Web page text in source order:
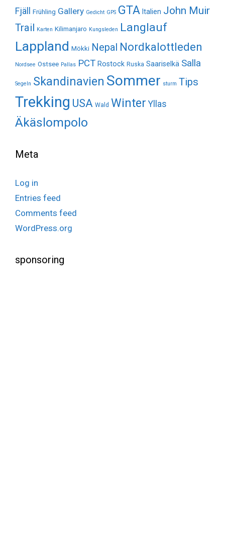
Fjäll Frühling Gallery Gedicht GPS GTA Italien John Muir
Trail Karten Kilimanjaro Kungsleden Langlauf
Lappland Mökki Nepal Nordkalottleden
Nordsee Ostsee Pallas PCT Rostock Ruska Saariselkä Salla
Segeln Skandinavien Sommer sturm Tips
Trekking USA Wald Winter Yllas
Äkäslompolo
Meta
Log in
Entries feed
Comments feed
WordPress.org
sponsoring